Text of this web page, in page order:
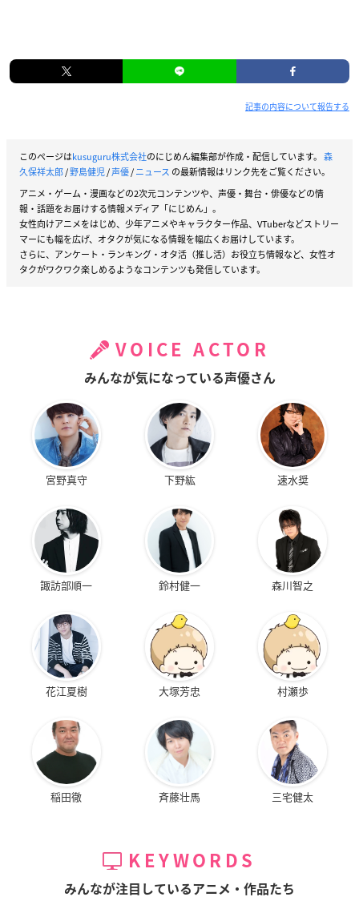
記事の内容について報告する
このページはkusuguru株式会社のにじめん編集部が作成・配信しています。 森
久保祥太郎/野島健児/声優/ニュース の最新情報はリンク先をご覧ください。
アニメ・ゲーム・漫画などの2次元コンテンツや、声優・舞台・俳優などの情
報・話題をお届けする情報メディア「にじめん」。
女性向けアニメをはじめ、少年アニメやキャラクター作品、VTuberなどストリー
マーにも幅を広げ、オタクが気になる情報を幅広くお届けしています。
さらに、アンケート・ランキング・オタ活（推し活）お役立ち情報など、女性オ
タクがワクワク楽しめるようなコンテンツも発信しています。
VOICE ACTOR
みんなが気になっている声優さん
宮野真守 下野紘 速水奨
諏訪部順一 鈴村健一 森川智之
花江夏樹 大塚芳忠 村瀬歩
稲田徹 斉藤壮馬 三宅健太
KEYWORDS
みんなが注目しているアニメ・作品たち